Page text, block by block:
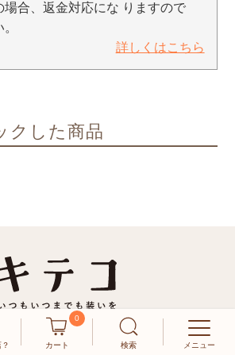
場合、返金対応にな りますので
詳しくはこちら
クした商品
株式会社トリニティ
カート
0
検索 メニュー